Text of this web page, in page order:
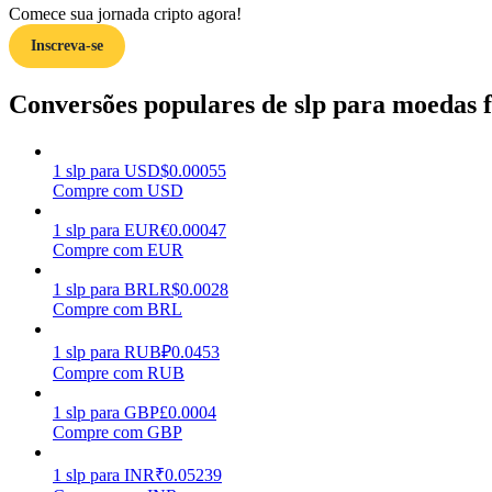
Guia
Estratégias de negociação
Aprenda como se manter lucrativo
Comece sua jornada cripto agora!
Inscreva-se
Conversões populares de slp para moedas
1 slp para USD$0.00055
Compre com USD
1 slp para EUR€0.00047
Compre com EUR
1 slp para BRLR$0.0028
Compre com BRL
1 slp para RUB₽0.0453
Compre com RUB
1 slp para GBP£0.0004
Compre com GBP
1 slp para INR₹0.05239